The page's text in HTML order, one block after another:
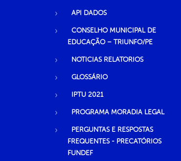
API DADOS
CONSELHO MUNICIPAL DE
EDUCAÇÃO – TRIUNFO/PE
NOTICIAS RELATORIOS
GLOSSÁRIO
IPTU 2021
PROGRAMA MORADIA LEGAL
PERGUNTAS E RESPOSTAS
FREQUENTES - PRECATÓRIOS
FUNDEF